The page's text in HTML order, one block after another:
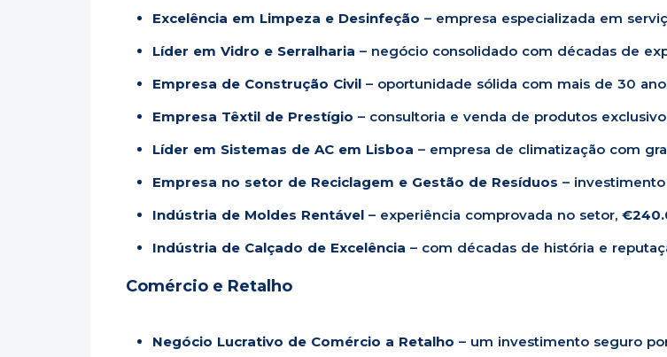
Excelência em Limpeza e Desinfeção – empresa especializada em
Líder em Vidro e Serralharia – negócio consolidado com décadas de
Empresa de Construção Civil – oportunidade sólida com mais de 30
Empresa Têxtil de Prestígio – consultoria e venda de produtos
Líder em Sistemas de AC em Lisboa – empresa de climatização com
Empresa no setor de Reciclagem e Gestão de Resíduos –
Indústria de Moldes Rentável – experiência comprovada no setor,
Indústria de Calçado de Excelência – com décadas de história e
Comércio e Retalho
Negócio Lucrativo de Comércio a Retalho – um investimento seguro